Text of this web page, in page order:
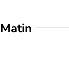
Matin